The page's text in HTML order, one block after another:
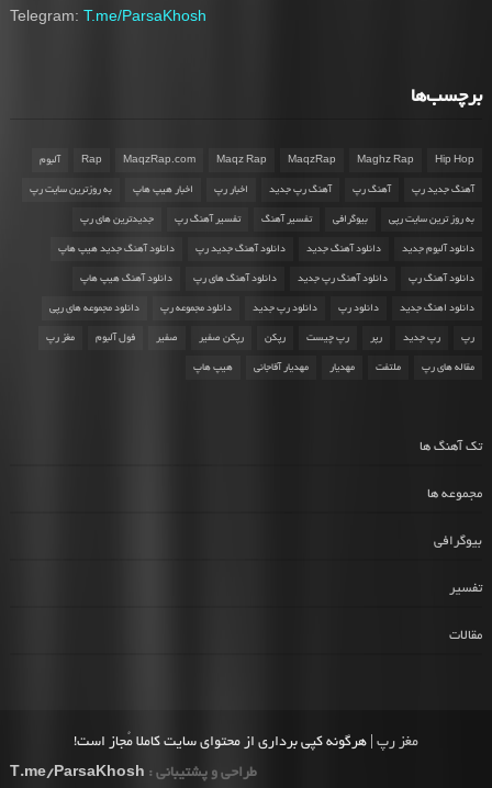
Telegram: T.me/ParsaKhosh
برچسب‌ها
Hip Hop
Maghz Rap
MaqzRap
Maqz Rap
MaqzRap.com
Rap آلبوم
آهنگ جدید رپ آهنگ رپ آهنگ رپ جدید اخبار رپ اخبار هیپ هاپ به روزترین سایت رپ
به روز ترین سایت رپی بیوگرافی تفسیر آهنگ تفسیر آهنگ رپ جدیدترین های رپ
دانلود آلبوم جدید دانلود آهنگ جدید دانلود آهنگ جدید رپ دانلود آهنگ جدید هیپ هاپ
دانلود آهنگ رپ دانلود آهنگ رپ جدید دانلود آهنگ های رپ دانلود آهنگ هیپ هاپ
دانلود اهنگ جدید دانلود رپ دانلود رپ جدید دانلود مجموعه رپ دانلود مجموعه های رپی
رپ رپ جدید رپر رپ چیست رپکن رپکن صفیر صفیر فول آلبوم مغز رپ
مقاله های رپ ملتفت مهدیار مهدیار آقاجانی هیپ هاپ
تک آهنگ ها
مجموعه ها
بیوگرافی
تفسیر
مقالات
مغز رپ | هرگونه کپی برداری از محتوای سایت کاملا مُجاز است!
طراحی و پشتیبانی : T.me/ParsaKhosh